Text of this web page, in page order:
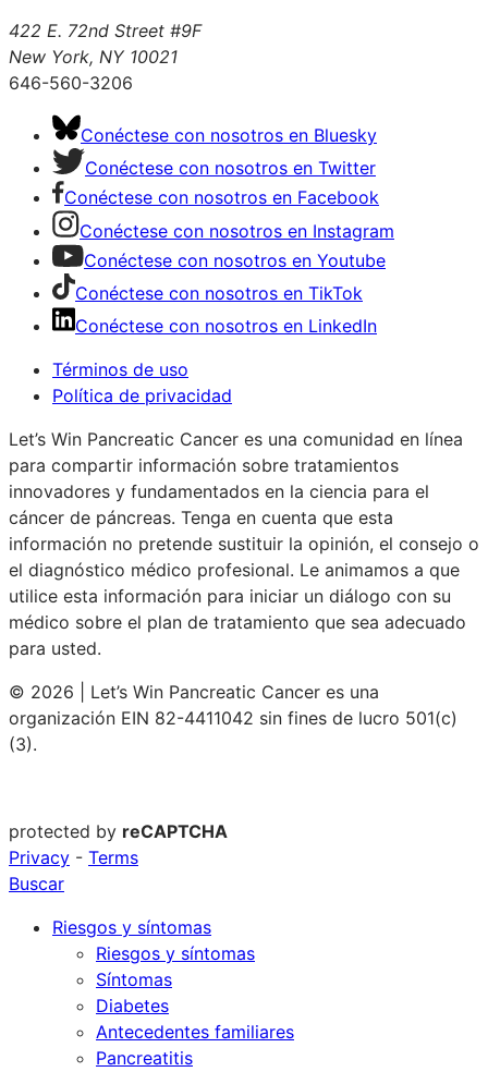
422 E. 72nd Street #9F
New York, NY 10021
646-560-3206
Conéctese con nosotros en Bluesky
Conéctese con nosotros en Twitter
Conéctese con nosotros en Facebook
Conéctese con nosotros en Instagram
Conéctese con nosotros en Youtube
Conéctese con nosotros en TikTok
Conéctese con nosotros en LinkedIn
Términos de uso
Política de privacidad
Let’s Win Pancreatic Cancer es una comunidad en línea
para compartir información sobre tratamientos
innovadores y fundamentados en la ciencia para el
cáncer de páncreas. Tenga en cuenta que esta
información no pretende sustituir la opinión, el consejo o
el diagnóstico médico profesional. Le animamos a que
utilice esta información para iniciar un diálogo con su
médico sobre el plan de tratamiento que sea adecuado
para usted.
© 2026 | Let’s Win Pancreatic Cancer es una
organización EIN 82-4411042 sin fines de lucro 501(c)
(3).
protected by reCAPTCHA
Privacy - Terms
Buscar
Riesgos y síntomas
Riesgos y síntomas
Síntomas
Diabetes
Antecedentes familiares
Pancreatitis